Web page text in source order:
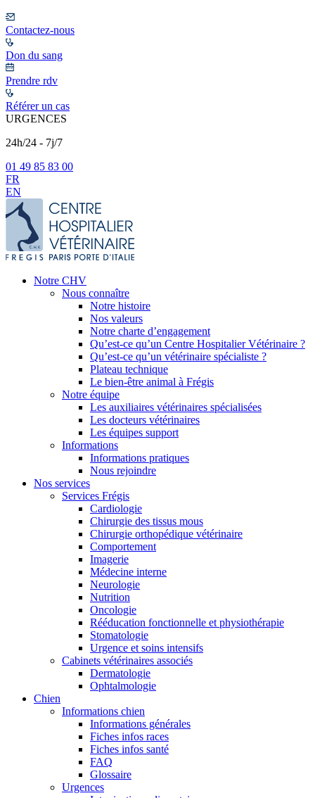
Contactez-nous
Don du sang
Prendre rdv
Référer un cas
URGENCES
24h/24 - 7j/7
01 49 85 83 00
FR
EN
Notre CHV
Nous connaître
Notre histoire
Nos valeurs
Notre charte d’engagement
Qu’est-ce qu’un Centre Hospitalier Vétérinaire ?
Qu’est-ce qu’un vétérinaire spécialiste ?
Plateau technique
Le bien-être animal à Frégis
Notre équipe
Les auxiliaires vétérinaires spécialisées
Les docteurs vétérinaires
Les équipes support
Informations
Informations pratiques
Nous rejoindre
Nos services
Services Frégis
Cardiologie
Chirurgie des tissus mous
Chirurgie orthopédique vétérinaire
Comportement
Imagerie
Médecine interne
Neurologie
Nutrition
Oncologie
Rééducation fonctionnelle et physiothérapie
Stomatologie
Urgence et soins intensifs
Cabinets vétérinaires associés
Dermatologie
Ophtalmologie
Chien
Informations chien
Informations générales
Fiches infos races
Fiches infos santé
FAQ
Glossaire
Urgences